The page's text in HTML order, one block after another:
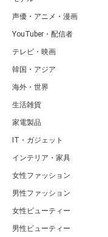
声優・アニメ・漫画
YouTuber・配信者
テレビ・映画
韓国・アジア
海外・世界
生活雑貨
家電製品
IT・ガジェット
インテリア・家具
女性ファッション
男性ファッション
女性ビューティー
男性ビューティー